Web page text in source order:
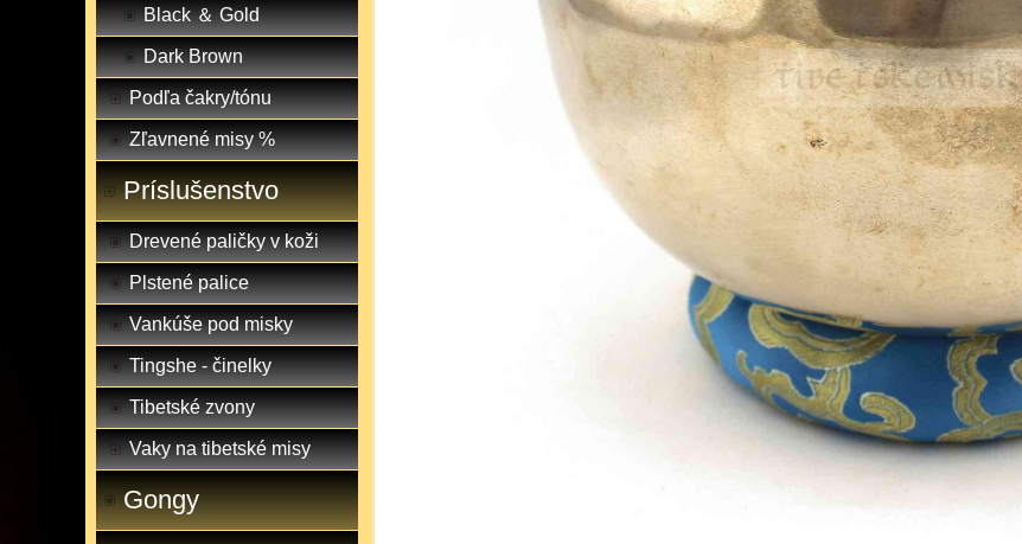
Black ＆ Gold
Dark Brown
Podľa čakry/tónu
Zľavnené misy %
Príslušenstvo
Drevené paličky v koži
Plstené palice
Vankúše pod misky
Tingshe - činelky
Tibetské zvony
Vaky na tibetské misy
Gongy